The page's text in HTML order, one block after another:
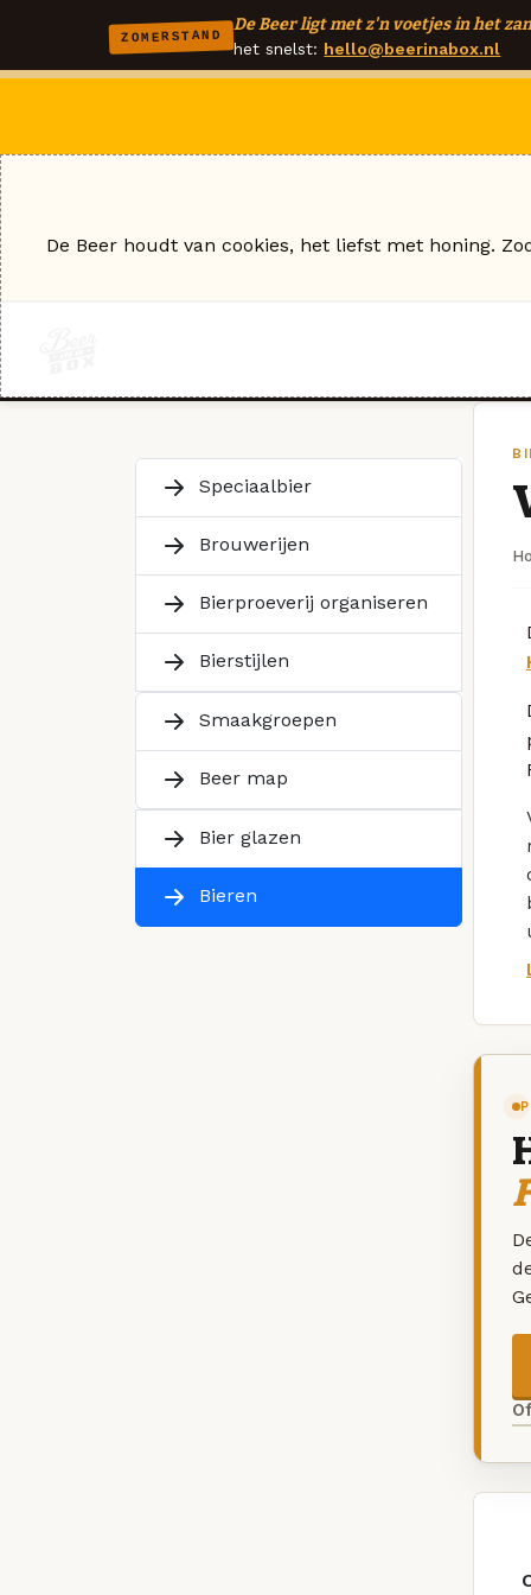
ZOMERSTAND
De Beer ligt met z'n voetjes in het
het snelst: hello@beerinabox.nl
Speciaalbier
Brouwerijen
Bierproeverij organiseren
Bierstijlen
Smaakgroepen
Beer map
Bier glazen
Bieren
De Beer houdt van cookies, het liefst met honing.